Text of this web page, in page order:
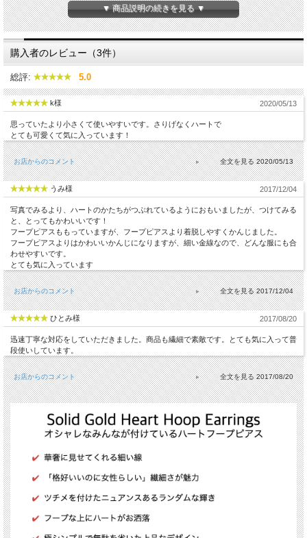
縦の長さ
約15.0ミリ
Diamond
-
カラット数
-
送料について詳しくはこちら(PC版)
*スマホ版はこちら
▼ 商品説明の続きを見る ▼
購入者のレビュー（3件）
総評: 5.0
k様 2020/05/13
思っていたより小さくて使いやすいです。さりげなくハートで
とても可愛くて気に入っています！
お店からのコメント 2020/05/13
うみ様 2017/12/04
写真でみるより、ハートのかたちがつぶれているようにおもいましたが、つけてみる
と、とってもかわいいです！
フープピアスももっていますが、フープピアスより着脱しやすくかんじました。
フープピアスよりはかわいいかんじになりますが、細い金線なので、どんな服にも合
わせやすいです。
とても気に入っています
お店からのコメント 2017/12/04
ひとみ様 2017/08/20
迅速丁寧な対応をしていただきました。商品も繊細で素敵です。とても気に入って普
段使いしています。
お店からのコメント 2017/08/20